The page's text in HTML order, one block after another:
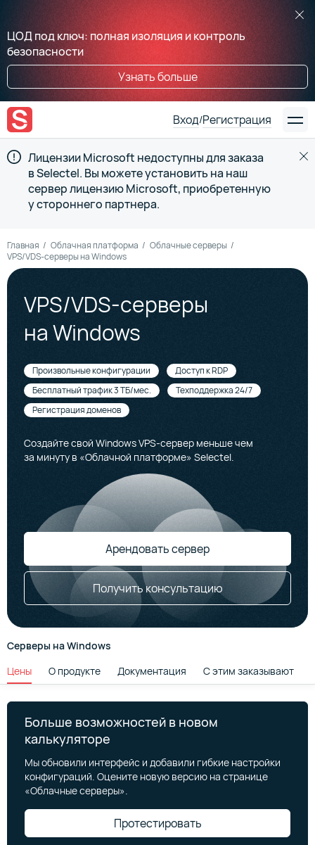
ЦОД под ключ: полная изоляция и контроль
безопасности
Узнать больше
Вход/Регистрация
Лицензии Microsoft недоступны для заказа
в Selectel. Вы можете установить на наш
сервер лицензию Microsoft, приобретенную
у стороннего партнера.
Главная Облачная платформа
Облачные серверы
VPS/VDS-серверы на Windows
VPS/VDS-серверы
на Windows
Создайте свой Windows VPS-сервер меньше чем
за минуту в «Облачной платформе» Selectel.
Арендовать сервер
Получить консультацию
Произвольные конфигурации
Доступ к RDP
Бесплатный трафик 3 TБ/мес.
Техподдержка 24/7
Регистрация доменов
Серверы на Windows
Цены
О продукте Документация С этим заказывают
Больше возможностей в новом
калькуляторе
Мы обновили интерфейс и добавили гибкие настройки
конфигураций. Оцените новую версию на странице
«Облачные серверы».
Протестировать